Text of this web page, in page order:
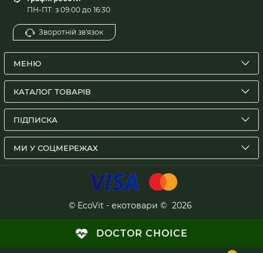
ПН-ПТ: з 09:00 до 16:30
Зворотній зв'язок
МЕНЮ
КАТАЛОГ ТОВАРІВ
ПІДПИСКА
МИ У СОЦМЕРЕЖАХ
© EcoVit - екотовари © 2026
DOCTOR CHOICE